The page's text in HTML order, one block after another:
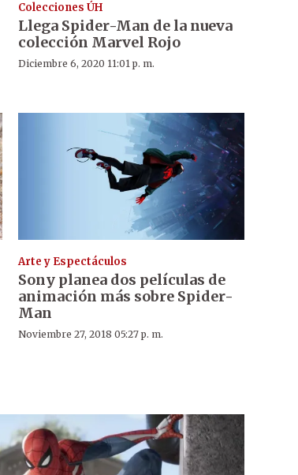
Colecciones ÚH
Llega Spider-Man de la nueva
colección Marvel Rojo
Diciembre 6, 2020 11:01 p. m.
Arte y Espectáculos
Sony planea dos películas de
animación más sobre Spider-
Man
Noviembre 27, 2018 05:27 p. m.